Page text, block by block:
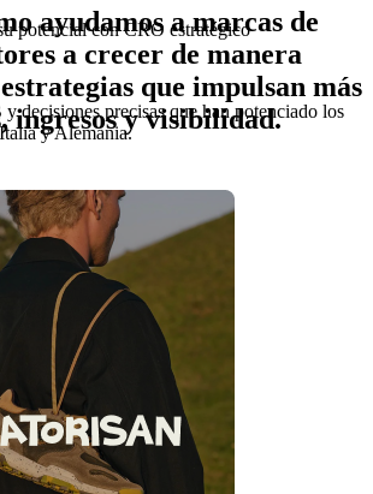
ayudamos a marcas de
a crecer de manera
que impulsan más
ingresos y visibilidad.
potencial con CRO estratégico
decisiones precisas que han potenciado los
y Alemania.